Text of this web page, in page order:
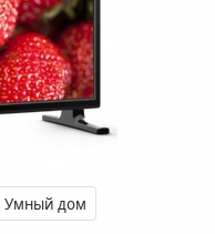
Умный дом